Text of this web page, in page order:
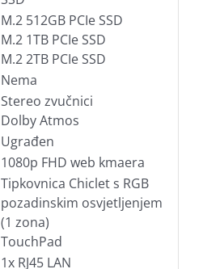
M.2 512GB PCIe SSD
M.2 1TB PCIe SSD
M.2 2TB PCIe SSD
Nema
Stereo zvučnici
Dolby Atmos
Ugrađen
1080p FHD web kmaera
Tipkovnica Chiclet s RGB
pozadinskim osvjetljenjem
(1 zona)
TouchPad
1x RJ45 LAN